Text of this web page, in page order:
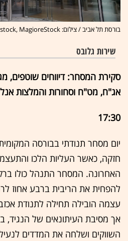
בורסת תל אביב / צילום: Shutterstock, MagioreStock
שירות גלובס
סקירת המסחר: דיווחים שוטפים,
אג"ח, מט"ח וסחורות והמלצות
17:30
יום מסחר תנודתי בבורסה
חזקה, כאשר העליות הלכו
האחרונה. המסחר התנהל כולו
עצמה הובילה תחילה לתנודת
אך מסיבת העיתונאים של
השווקים ושלחה את המדדים